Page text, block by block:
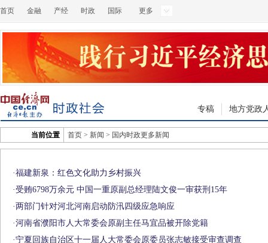
首页 金融 产经 时政 国际 更多
地方党政
专稿
当前位置 首页 > 新闻 > 国内时政更多新闻
·福建新泉：红色文化助力乡村振兴
·受贿6798万余元 中国一重原副总经理陆文俊一审获刑15年
· 两部门针对河北河南启动防汛四级应急响应
·河南省濮阳市人大常委会原副主任马宜品被开除党籍
·宁夏回族自治区十一届人大常委会原委员张志敏接受审查调查